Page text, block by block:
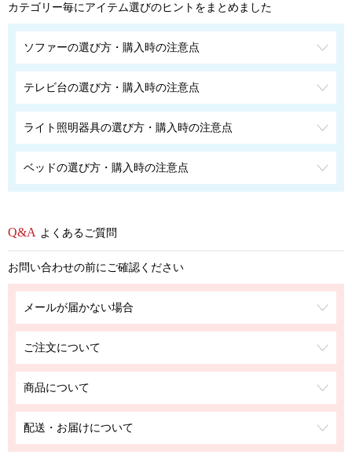
カテゴリー毎にアイテム選びのヒントをまとめました
ソファーの選び方・購入時の注意点
テレビ台の選び方・購入時の注意点
ライト照明器具の選び方・購入時の注意点
ベッドの選び方・購入時の注意点
よくあるご質問
お問い合わせの前にご確認ください
メールが届かない場合
ご注文について
商品について
配送・お届けについて